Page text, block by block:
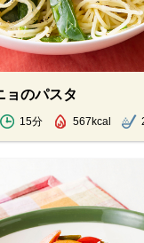
ョのパスタ
15分 567kcal